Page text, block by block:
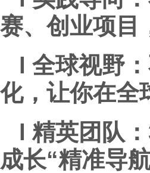
赛、创业项目
l 全球视野：
化，让你在全
l 精英团队：
成长“精准导